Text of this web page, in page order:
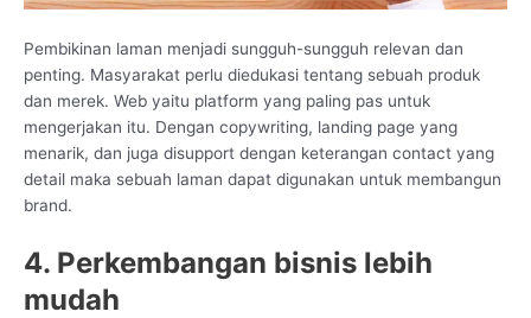
Pembikinan laman menjadi sungguh-sungguh relevan dan
penting. Masyarakat perlu diedukasi tentang sebuah produk
dan merek. Web yaitu platform yang paling pas untuk
mengerjakan itu. Dengan copywriting, landing page yang
menarik, dan juga disupport dengan keterangan contact yang
detail maka sebuah laman dapat digunakan untuk membangun
brand.
4. Perkembangan bisnis lebih
mudah